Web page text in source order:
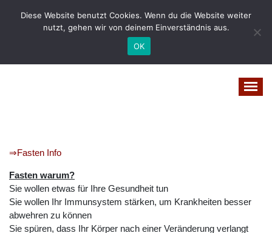
Inhalt
⇒Fasten Info
Fasten warum?
Sie wollen etwas für Ihre Gesundheit tun
Sie wollen Ihr Immunsystem stärken, um Krankheiten besser
abwehren zu können
Sie spüren, dass Ihr Körper nach einer Veränderung verlangt
Diese Website benutzt Cookies. Wenn du die Website weiter
nutzt, gehen wir von deinem Einverständnis aus.
OK